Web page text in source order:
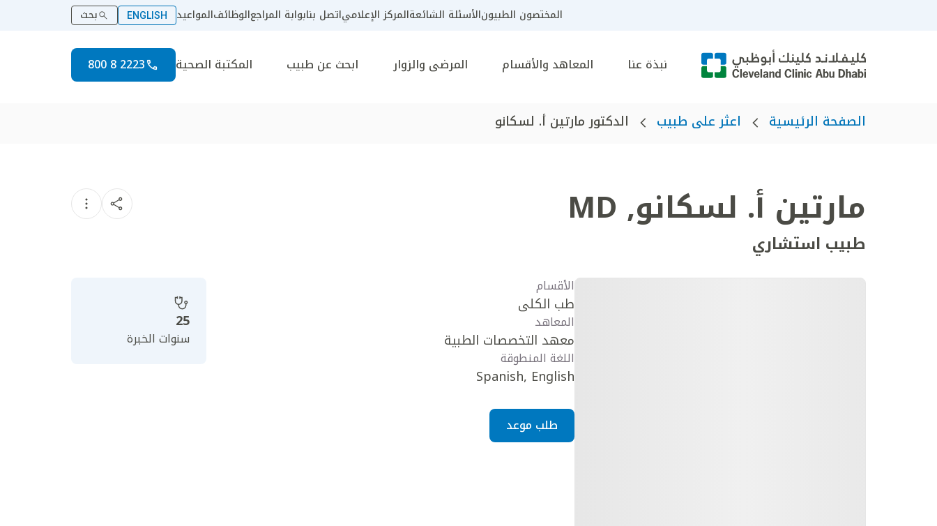
المختصون الطبيونالأسئلة الشائعةالمركز الإعلامياتصل بنابوابة المراجعالوظائفالمواعيد ENGLISH بحث
نبذة عنا المعاهد والأقسام المرضى والزوار ابحث عن طبيب المكتبة الصحية 2223 8 800
الصفحة الرئيسية اعثر على طبيب الدكتور مارتين أ. لسكانو
مارتين أ. لسكانو,
MD
طبيب استشاري
الأقسام
طب الكلى
المعاهد
معهد التخصصات الطبية
اللغة المنطوقة
Spanish, English
طلب موعد
25
سنوات الخبرة